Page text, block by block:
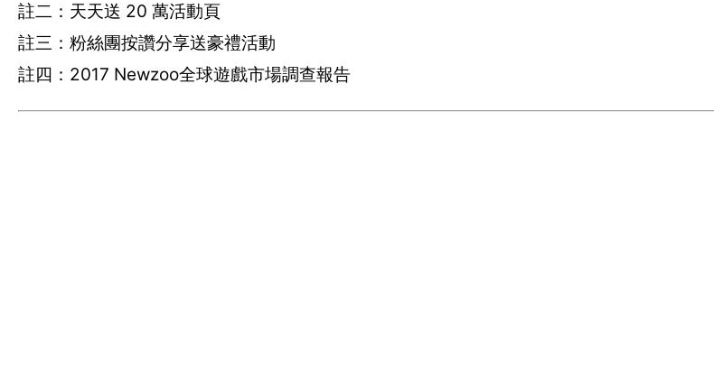
註二：天天送 20 萬活動頁
註三：粉絲團按讚分享送豪禮活動
註四：2017 Newzoo全球遊戲市場調查報告